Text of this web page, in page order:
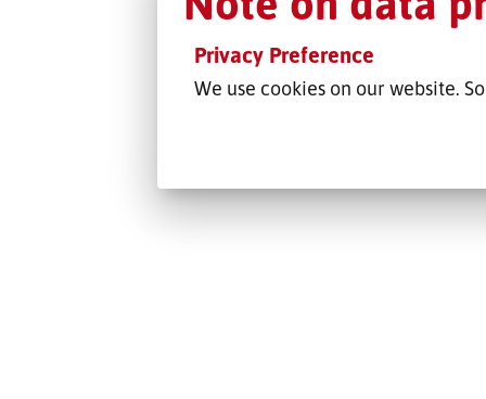
Privacy Preference
We use cookies on our website.